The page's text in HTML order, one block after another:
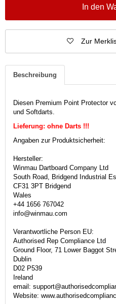
In den
Zur
Beschreibung
Diesen Premium Point Protector
und Softdarts.
Lieferung: ohne Darts !!!
Angaben zur Produktsicherheit:
Hersteller:
Winmau Dartboard Company Ltd
South Road, Bridgend Industrial
CF31 3PT Bridgend
Wales
+44 1656 767042
info@winmau.com
Verantwortliche Person EU:
Authorised Rep Compliance Ltd
Ground Floor, 71 Lower Baggot
Dublin
D02 P539
Ireland
email:
Website: